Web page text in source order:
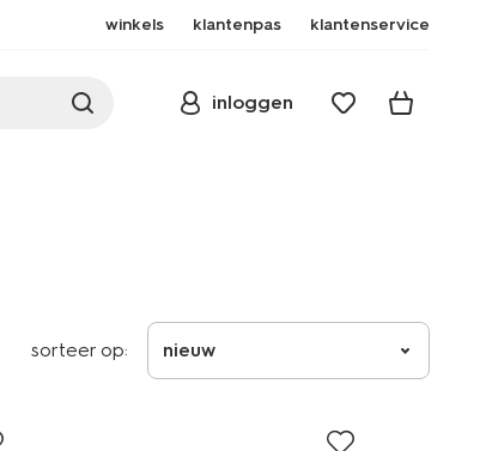
winkels klantenpas klantenservice
inloggen
sorteer op: nieuw